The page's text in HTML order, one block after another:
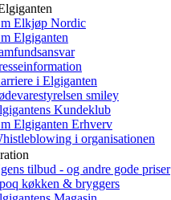
Elkjøp Nordic
Elgiganten
i Elgiganten
smiley
Kundeklub
Elgiganten Erhverv
i organisationen
tilbud - og andre gode priser
køkken & bryggers